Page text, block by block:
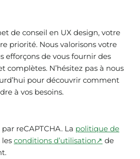
de conseil en UX design, votre
priorité. Nous valorisons votre
efforçons de vous fournir des
complètes. N’hésitez pas à nous
pour découvrir comment
à vos besoins.
reCAPTCHA. La politique de
conditions d’utilisation↗ de